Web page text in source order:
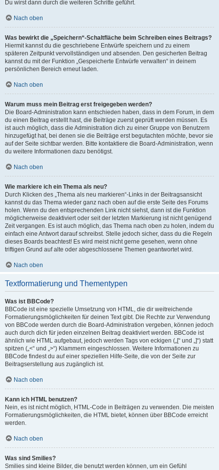
Du wirst dann durch die weiteren Schritte geführt.
Nach oben
Was bewirkt die „Speichern“-Schaltfläche beim Schreiben eines Beitrags?
Hiermit kannst du die geschriebene Entwürfe speichern und zu einem
späteren Zeitpunkt vervollständigen und absenden. Den gesicherten Beitrag
kannst du mit der Funktion „Gespeicherte Entwürfe verwalten“ in deinem
persönlichen Bereich erneut laden.
Nach oben
Warum muss mein Beitrag erst freigegeben werden?
Die Board-Administration kann entschieden haben, dass in dem Forum, in dem
du einen Beitrag erstellt hast, die Beiträge zuerst geprüft werden müssen. Es
ist auch möglich, dass die Administration dich zu einer Gruppe von Benutzern
hinzugefügt hat, bei denen sie die Beiträge erst begutachten möchte, bevor sie
auf der Seite sichtbar werden. Bitte kontaktiere die Board-Administration, wenn
du weitere Informationen dazu benötigst.
Nach oben
Wie markiere ich ein Thema als neu?
Durch Klicken des „Thema als neu markieren“-Links in der Beitragsansicht
kannst du das Thema wieder ganz nach oben auf die erste Seite des Forums
holen. Wenn du den entsprechenden Link nicht siehst, dann ist die Funktion
möglicherweise deaktiviert oder seit der letzten Markierung ist nicht genügend
Zeit vergangen. Es ist auch möglich, das Thema nach oben zu holen, indem du
einfach eine Antwort darauf schreibst. Stelle jedoch sicher, dass du die Regeln
dieses Boards beachtest! Es wird meist nicht gerne gesehen, wenn ohne
triftigen Grund auf alte oder abgeschlossene Themen geantwortet wird.
Nach oben
Textformatierung und Thementypen
Was ist BBCode?
BBCode ist eine spezielle Umsetzung von HTML, die dir weitreichende
Formatierungsmöglichkeiten für deinen Text gibt. Die Rechte zur Verwendung
von BBCode werden durch die Board-Administration vergeben, können jedoch
auch durch dich für jeden einzelnen Beitrag deaktiviert werden. BBCode ist
ähnlich wie HTML aufgebaut, jedoch werden Tags von eckigen („[“ und „]“) statt
spitzen („<“ und „>“) Klammern eingeschlossen. Weitere Informationen zu
BBCode findest du auf einer speziellen Hilfe-Seite, die von der Seite zur
Beitragserstellung aus zugänglich ist.
Nach oben
Kann ich HTML benutzen?
Nein, es ist nicht möglich, HTML-Code in Beiträgen zu verwenden. Die meisten
Formatierungsmöglichkeiten, die HTML bietet, können über BBCode erreicht
werden.
Nach oben
Was sind Smilies?
Smilies sind kleine Bilder, die benutzt werden können, um ein Gefühl